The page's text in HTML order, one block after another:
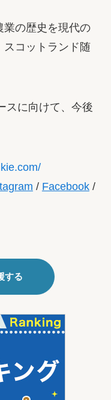
業の歴史を現代の
スコットランド随
スに向けて、今後
/ Facebook/